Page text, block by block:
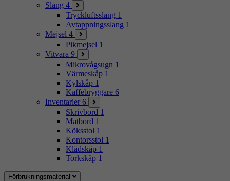
Slang 4
Tryckluftsslang 1
Avtappningsslang 1
Mejsel 4
Pikmejsel 1
Vitvara 9
Mikrovågsugn 1
Värmeskåp 1
Kylskåp 1
Kaffebryggare 6
Inventarier 6
Skrivbord 1
Matbord 1
Köksstol 1
Kontorsstol 1
Klädskåp 1
Torkskåp 1
Förbrukningsmaterial